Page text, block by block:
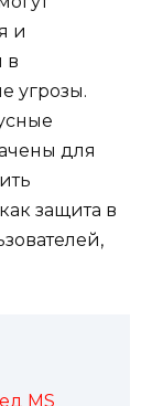
и
в
угрозы.
для
защита в
MS